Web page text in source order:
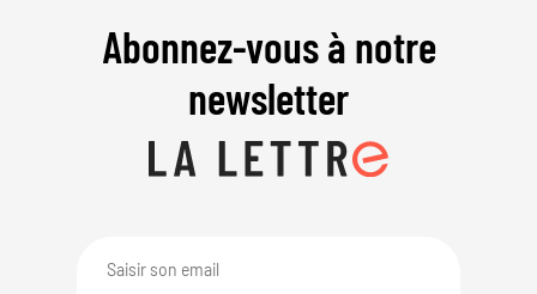
Abonnez-vous à notre
newsletter